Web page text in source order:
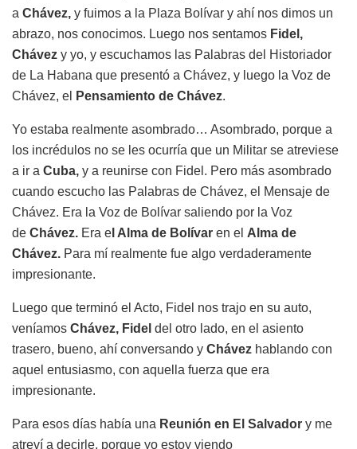
a Chávez, y fuimos a la Plaza Bolívar y ahí nos dimos un
abrazo, nos conocimos. Luego nos sentamos Fidel,
Chávez y yo, y escuchamos las Palabras del Historiador
de La Habana que presentó a Chávez, y luego la Voz de
Chávez, el
Pensamiento de Chávez.
Yo estaba realmente asombrado… Asombrado, porque a
los incrédulos no se les ocurría que un Militar se atreviese
a ir a Cuba, y a reunirse con Fidel. Pero más asombrado
cuando escucho las Palabras de Chávez, el Mensaje de
Chávez. Era la Voz de Bolívar saliendo por la Voz
de Chávez. Era e l Alma de Bolívar en el Alma de
Chávez. Para mí realmente fue algo verdaderamente
impresionante.
Luego que terminó el Acto, Fidel nos trajo en su auto,
veníamos Chávez, Fidel del otro lado, en el asiento
trasero, bueno, ahí conversando y Chávez hablando con
aquel entusiasmo, con aquella fuerza que era
impresionante.
Para esos días había una Reunión en El Salvador y me
atreví a decirle, porque yo estoy viendo